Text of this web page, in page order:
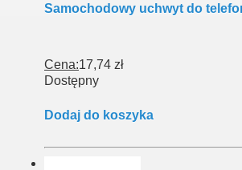
Samochodowy uchwyt do
Cena:17,74 zł
Dostępny
Dodaj do koszyka